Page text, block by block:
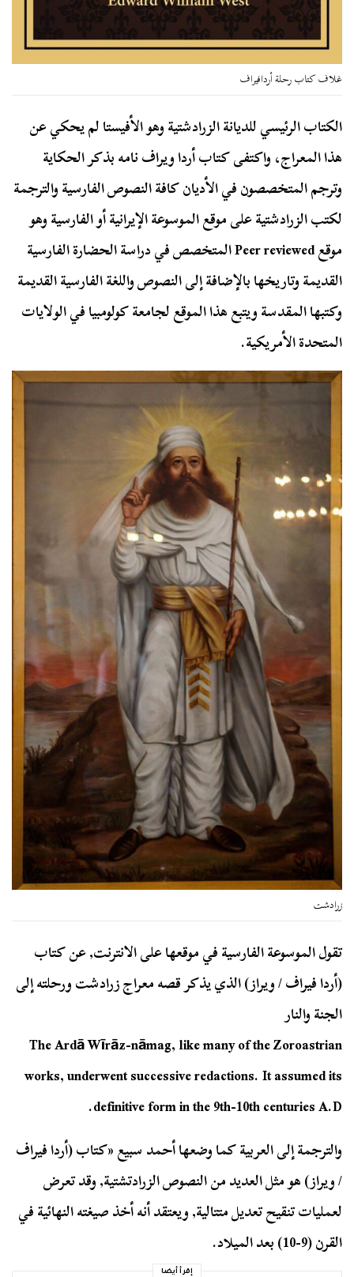
غلاف كتاب رحلة أردافيراف
الكتاب الرئيسي للديانة الزرادشتية وهو الأفيستا لم يحكي عن
هذا المعراج، واكتفى كتاب أردا ويراف نامه بذكر الحكاية
وترجم المتخصصون في الأديان كافة النصوص الفارسية والترجمة
لكتب الزرادشتية على موقع الموسوعة الإيرانية أو الفارسية وهو
موقع Peer reviewed المتخصص في دراسة الحضارة الفارسية
القديمة وتاريخها بالإضافة إلى النصوص واللغة الفارسية القديمة
وكتبها المقدسة ويتبع هذا الموقع لجامعة كولومبيا في الولايات
المتحدة الأمريكية.
زرادشت
تقول الموسوعة الفارسية في موقعها على الانترنت, عن كتاب
(أردا فيراف / ويراز) الذي يذكر قصه معراج زرادشت ورحلته إلى
الجنة والنار
The Ardā Wīrāz-nāmag, like many of the Zoroastrian
works, underwent successive redactions. It assumed its
definitive form in the 9th-10th centuries A.D.
والترجمة إلى العربية كما وضعها أحمد سبيع «كتاب (أردا فيراف
/ ويراز) هو مثل العديد من النصوص الزرادتشتية, وقد تعرض
لعمليات تنقيح تعديل متتالية, ويعتقد أنه أخذ صيغته النهائية في
القرن (9-10) بعد الميلاد.
إقرأ أيضا